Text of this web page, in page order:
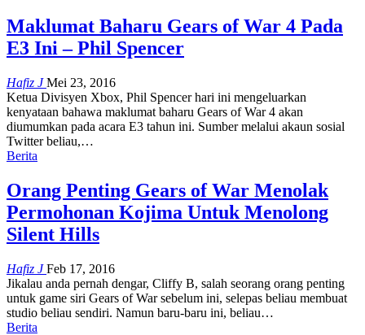
Maklumat Baharu Gears of War 4 Pada
E3 Ini – Phil Spencer
Hafiz JMei 23, 2016
Ketua Divisyen Xbox, Phil Spencer hari ini mengeluarkan
kenyataan bahawa maklumat baharu Gears of War 4 akan
diumumkan pada acara E3 tahun ini. Sumber melalui akaun sosial
Twitter beliau,…
Berita
Orang Penting Gears of War Menolak
Permohonan Kojima Untuk Menolong
Silent Hills
Hafiz JFeb 17, 2016
Jikalau anda pernah dengar, Cliffy B, salah seorang orang penting
untuk game siri Gears of War sebelum ini, selepas beliau membuat
studio beliau sendiri. Namun baru-baru ini, beliau…
Berita